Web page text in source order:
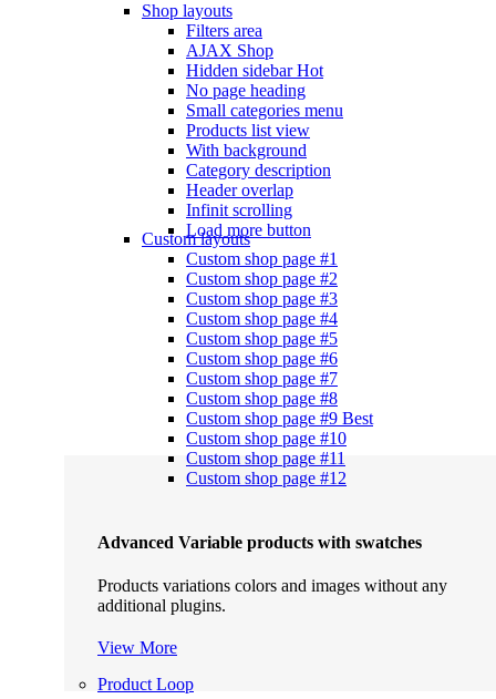
Shop layouts
Filters area
AJAX Shop
Hidden sidebarHot
No page heading
Small categories menu
Products list view
With background
Category description
Header overlap
Infinit scrolling
Load more button
Custom layouts
Custom shop page #1
Custom shop page #2
Custom shop page #3
Custom shop page #4
Custom shop page #5
Custom shop page #6
Custom shop page #7
Custom shop page #8
Custom shop page #9 Best
Custom shop page #10
Custom shop page #11
Custom shop page #12
Advanced Variable products with swatches
Products variations colors and images without any
additional plugins.
View More
Product Loop